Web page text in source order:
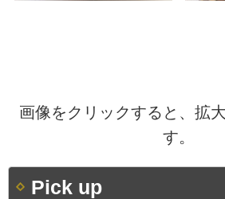
画像をクリックすると、拡
す。
Pick up